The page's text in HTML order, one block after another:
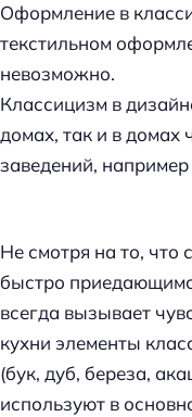
Оформление в
текстильном
невозможно.
Классицизм в
домах, так и в
заведений,
Не смотря на то, что
быстро
всегда вызывает
кухни элементы
(бук, дуб, береза,
используют в